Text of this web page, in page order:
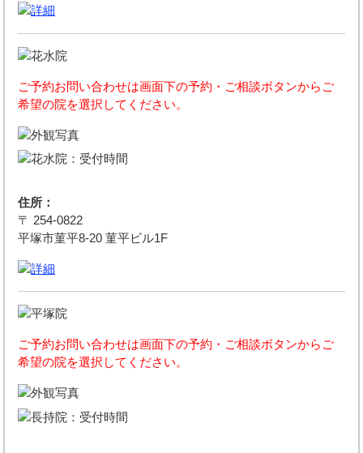
ご予約お問い合わせは画面下の予約・ご相談ボタンからご
希望の院を選択してください。
住所：
〒 254-0822
平塚市菫平8-20 菫平ビル1F
ご予約お問い合わせは画面下の予約・ご相談ボタンからご
希望の院を選択してください。